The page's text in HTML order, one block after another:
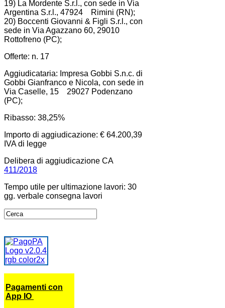
19) La Mordente S.r.l., con sede in Via
Argentina S.r.l., 47924 Rimini (RN);
20) Boccenti Giovanni & Figli S.r.l., con
sede in Via Agazzano 60, 29010
Rottofreno (PC);
Offerte: n. 17
Aggiudicataria: Impresa Gobbi S.n.c. di
Gobbi Gianfranco e Nicola, con sede in
Via Caselle, 15 29027 Podenzano
(PC);
Ribasso: 38,25%
Importo di aggiudicazione: € 64.200,39
IVA di legge
Delibera di aggiudicazione CA
411/2018
Tempo utile per ultimazione lavori: 30
gg. verbale consegna lavori
Pagamenti con
App IO